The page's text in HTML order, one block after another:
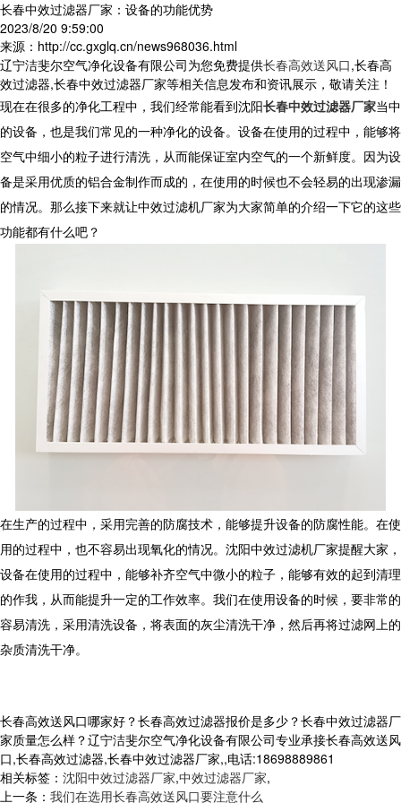
长春中效过滤器厂家：设备的功能优势
2023/8/20 9:59:00
来源：http://cc.gxglq.cn/news968036.html
辽宁洁斐尔空气净化设备有限公司为您免费提供长春高效送风口,长春高
效过滤器,长春中效过滤器厂家等相关信息发布和资讯展示，敬请关注！
现在在很多的净化工程中，我们经常能看到沈阳长春中效过滤器厂家当中
的设备，也是我们常见的一种净化的设备。设备在使用的过程中，能够将
空气中细小的粒子进行清洗，从而能保证室内空气的一个新鲜度。因为设
备是采用优质的铝合金制作而成的，在使用的时候也不会轻易的出现渗漏
的情况。那么接下来就让中效过滤机厂家为大家简单的介绍一下它的这些
功能都有什么吧？
在生产的过程中，采用完善的防腐技术，能够提升设备的防腐性能。在使
用的过程中，也不容易出现氧化的情况。沈阳中效过滤机厂家提醒大家，
设备在使用的过程中，能够补齐空气中微小的粒子，能够有效的起到清理
的作我，从而能提升一定的工作效率。我们在使用设备的时候，要非常的
容易清洗，采用清洗设备，将表面的灰尘清洗干净，然后再将过滤网上的
杂质清洗干净。
长春高效送风口哪家好？长春高效过滤器报价是多少？长春中效过滤器厂
家质量怎么样？辽宁洁斐尔空气净化设备有限公司专业承接长春高效送风
口,长春高效过滤器,长春中效过滤器厂家,,电话:18698889861
相关标签： 沈阳中效过滤器厂家,中效过滤器厂家,
上一条： 我们在选用长春高效送风口要注意什么